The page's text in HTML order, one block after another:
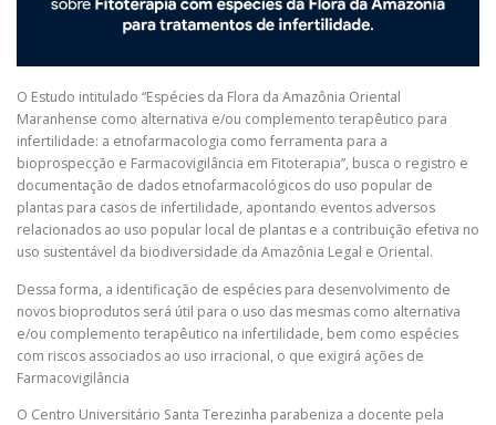
O Estudo intitulado “Espécies da Flora da Amazônia Oriental
Maranhense como alternativa e/ou complemento terapêutico para
infertilidade: a etnofarmacologia como ferramenta para a
bioprospecção e Farmacovigilância em Fitoterapia”, busca o registro e
documentação de dados etnofarmacológicos do uso popular de
plantas para casos de infertilidade, apontando eventos adversos
relacionados ao uso popular local de plantas e a contribuição efetiva no
uso sustentável da biodiversidade da Amazônia Legal e Oriental.
Dessa forma, a identificação de espécies para desenvolvimento de
novos bioprodutos será útil para o uso das mesmas como alternativa
e/ou complemento terapêutico na infertilidade, bem como espécies
com riscos associados ao uso irracional, o que exigirá ações de
Farmacovigilância
O Centro Universitário Santa Terezinha parabeniza a docente pela